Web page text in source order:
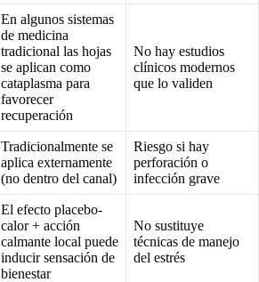
En algunos sistemas
de medicina
tradicional las hojas
se aplican como
cataplasma para
favorecer
recuperación
No hay estudios
clínicos modernos
que lo validen
Tradicionalmente se
aplica externamente
(no dentro del canal)
Riesgo si hay
perforación o
infección grave
El efecto placebo-
calor + acción
calmante local puede
inducir sensación de
bienestar
No sustituye
técnicas de manejo
del estrés